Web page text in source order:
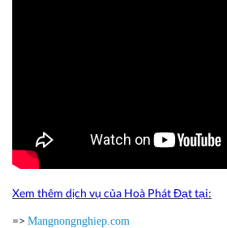
Xem thêm dịch vụ của Hoà Phát Đạt tại:
=> Mangnongnghiep.com